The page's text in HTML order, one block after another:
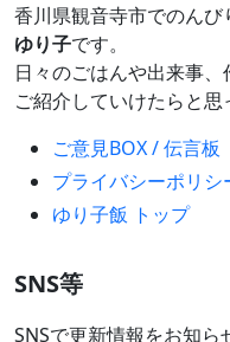
香川県観音寺市でのんび
ゆり子です。
日々のごはんや出来事
ご紹介していけたらと思
ご意見BOX / 伝言板
プライバシーポリシ
ゆり子飯 トップ
SNS等
SNSで更新情報をお知